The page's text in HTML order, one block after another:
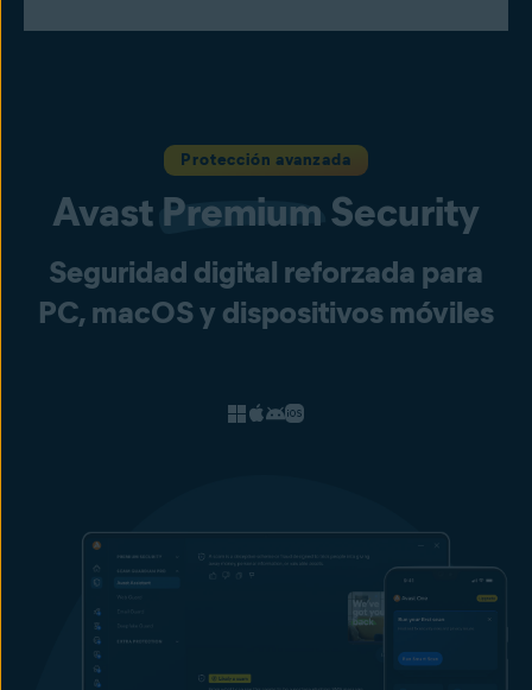
Protección avanzada
Avast Premium Security
Seguridad digital reforzada para
PC, macOS y dispositivos móviles